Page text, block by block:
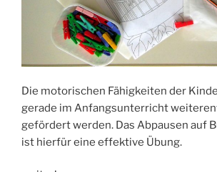
Die motorischen Fähigkeiten der
gerade im Anfangsunterricht
gefördert werden. Das Abpausen auf
ist hierfür eine effektive Übung.